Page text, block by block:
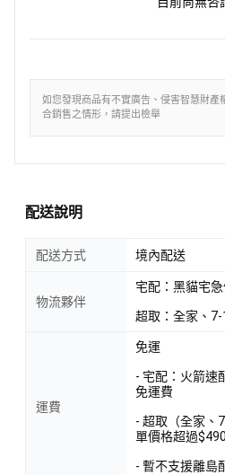
如您發現商品有不實廣告、侵害智慧財產
合銷售之情形，請提出檢舉
配送說明
配送方式 境內配送
物流夥伴
宅配：黑貓宅急
超取：全家、7-
運費
免運
- 宅配：火箭速
免運費
- 超取（全家、
單價格超過
- 暫不支援離島